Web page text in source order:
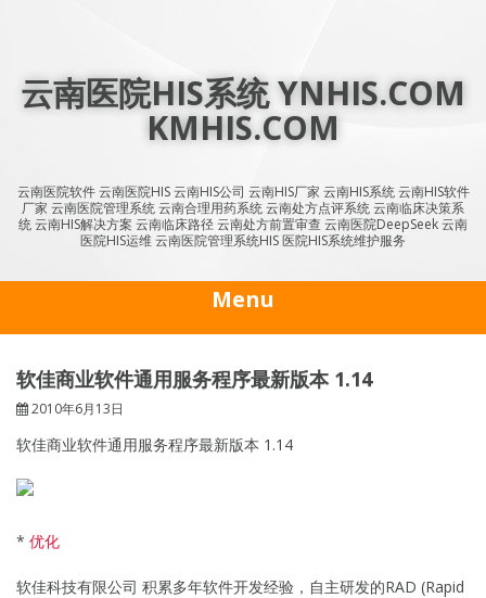
云南医院HIS系统 YNHIS.COM
KMHIS.COM
云南医院软件 云南医院HIS 云南HIS公司 云南HIS厂家 云南HIS系统 云南HIS软件
厂家 云南医院管理系统 云南合理用药系统 云南处方点评系统 云南临床决策系
统 云南HIS解决方案 云南临床路径 云南处方前置审查 云南医院DeepSeek 云南
医院HIS运维 云南医院管理系统HIS 医院HIS系统维护服务
Menu
软佳商业软件通用服务程序最新版本 1.14
2010年6月13日
软佳商业软件通用服务程序最新版本 1.14
* 优化
软佳科技有限公司 积累多年软件开发经验，自主研发的RAD (Rapid